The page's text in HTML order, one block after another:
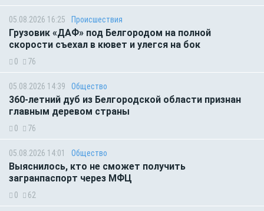
05.08.2026 16:25 Происшествия
Грузовик «ДАФ» под Белгородом на полной
скорости съехал в кювет и улегся на бок
0 76
05.08.2026 14:39 Общество
360-летний дуб из Белгородской области признан
главным деревом страны
0 76
05.08.2026 14:01 Общество
Выяснилось, кто не сможет получить
загранпаспорт через МФЦ
0 62